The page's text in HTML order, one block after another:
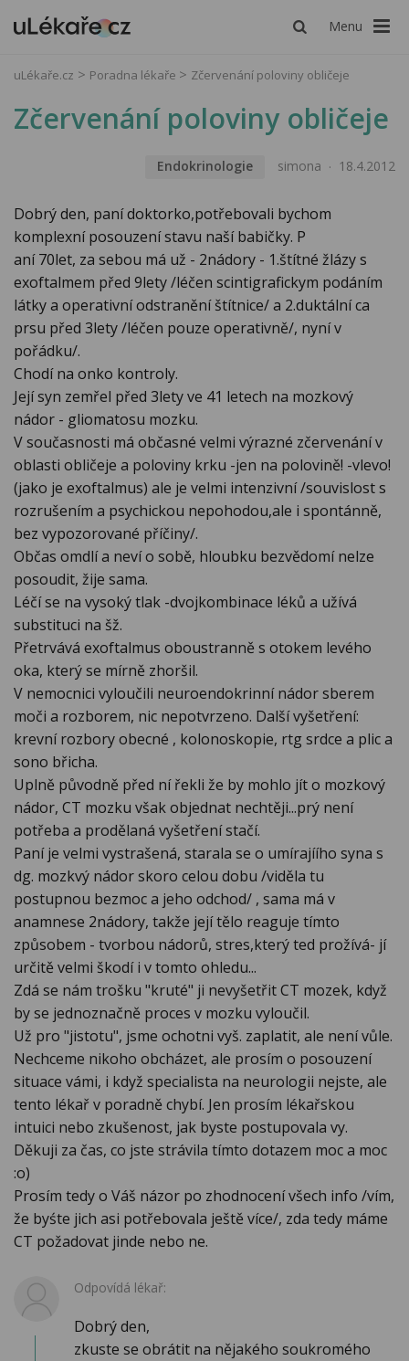
Menu
uLékaře.cz Poradna lékaře Zčervenání poloviny obličeje
Zčervenání poloviny obličeje
Endokrinologie simona 18.4.2012
Dobrý den, paní doktorko,potřebovali bychom
komplexní posouzení stavu naší babičky. P
aní 70let, za sebou má už - 2nádory - 1.štítné žlázy s
exoftalmem před 9lety /léčen scintigrafickym podáním
látky a operativní odstranění štítnice/ a 2.duktální ca
prsu před 3lety /léčen pouze operativně/, nyní v
pořádku/.
Chodí na onko kontroly.
Její syn zemřel před 3lety ve 41 letech na mozkový
nádor - gliomatosu mozku.
V současnosti má občasné velmi výrazné zčervenání v
oblasti obličeje a poloviny krku -jen na polovině! -vlevo!
(jako je exoftalmus) ale je velmi intenzivní /souvislost s
rozrušením a psychickou nepohodou,ale i spontánně,
bez vypozorované příčiny/.
Občas omdlí a neví o sobě, hloubku bezvědomí nelze
posoudit, žije sama.
Léčí se na vysoký tlak -dvojkombinace léků a užívá
substituci na šž.
Přetrvává exoftalmus oboustranně s otokem levého
oka, který se mírně zhoršil.
V nemocnici vyloučili neuroendokrinní nádor sberem
moči a rozborem, nic nepotvrzeno. Další vyšetření:
krevní rozbory obecné , kolonoskopie, rtg srdce a plic a
sono břicha.
Uplně původně před ní řekli že by mohlo jít o mozkový
nádor, CT mozku však objednat nechtěji...prý není
potřeba a prodělaná vyšetření stačí.
Paní je velmi vystrašená, starala se o umírajíího syna s
dg. mozkvý nádor skoro celou dobu /viděla tu
postupnou bezmoc a jeho odchod/ , sama má v
anamnese 2nádory, takže její tělo reaguje tímto
způsobem - tvorbou nádorů, stres,který ted prožívá- jí
určitě velmi škodí i v tomto ohledu...
Zdá se nám trošku "kruté" ji nevyšetřit CT mozek, když
by se jednoznačně proces v mozku vyloučil.
Už pro "jistotu", jsme ochotni vyš. zaplatit, ale není vůle.
Nechceme nikoho obcházet, ale prosím o posouzení
situace vámi, i když specialista na neurologii nejste, ale
tento lékař v poradně chybí. Jen prosím lékařskou
intuici nebo zkušenost, jak byste postupovala vy.
Děkuji za čas, co jste strávila tímto dotazem moc a moc
:o)
Prosím tedy o Váš názor po zhodnocení všech info /vím,
že byśte jich asi potřebovala ještě více/, zda tedy máme
CT požadovat jinde nebo ne.
Odpovídá lékař:
Dobrý den,
zkuste se obrátit na nějakého soukromého